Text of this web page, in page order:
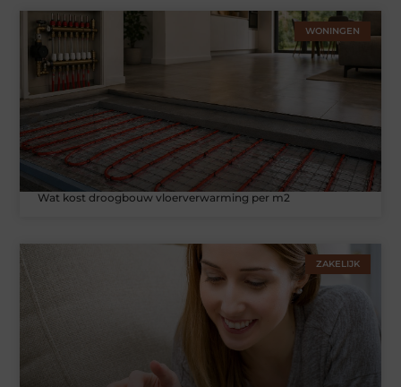
WONINGEN
Wat kost droogbouw vloerverwarming per m2
ZAKELIJK